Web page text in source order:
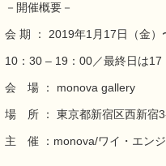
－開催概要－
会 期 ： 2019年1月17日（金）
10：30 – 19：00／最終日は
会 場 ： monova gallery
場 所 ： 東京都新宿区西新
主 催 ：monova/ワイ・エン